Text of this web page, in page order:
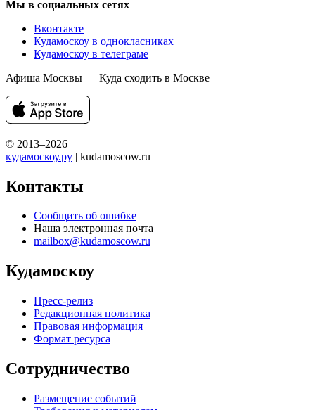
Мы в социальных сетях
Вконтакте
Кудамоскоу в однокласниках
Кудамоскоу в телеграме
Афиша Москвы — Куда сходить в Москве
© 2013–2026
кудамоскоу.ру | kudamoscow.ru
Контакты
Сообщить об ошибке
Наша электронная почта
mailbox@kudamoscow.ru
Кудамоскоу
Пресс-релиз
Редакционная политика
Правовая информация
Формат ресурса
Сотрудничество
Размещение событий